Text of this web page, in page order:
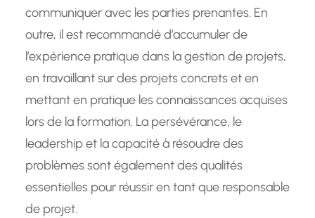
communiquer avec les parties prenantes. En
outre, il est recommandé d’accumuler de
l’expérience pratique dans la gestion de projets,
en travaillant sur des projets concrets et en
mettant en pratique les connaissances acquises
lors de la formation. La persévérance, le
leadership et la capacité à résoudre des
problèmes sont également des qualités
essentielles pour réussir en tant que responsable
de projet.